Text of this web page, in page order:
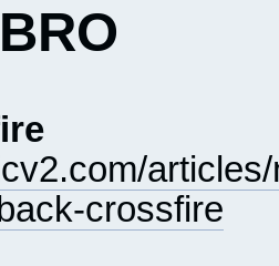
crossfire